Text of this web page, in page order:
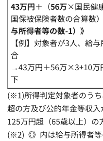
43万円＋（56万×国民健
国保被保険者数の合算数
与所得者等の数-1）》
【例】対象者が3人、給
合
→43万円＋56万×3+10万
下
(※1)所得判定対象者のう
超の方及び公的年金等収
125万円超（65歳以上）の
(※2)《》内は給与所得者